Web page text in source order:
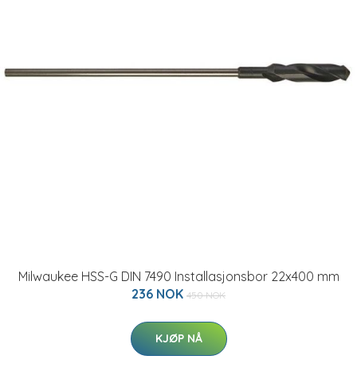
Milwaukee HSS-G DIN 7490 Installasjonsbor 22x400 mm
236 NOK 450 NOK
KJØP NÅ